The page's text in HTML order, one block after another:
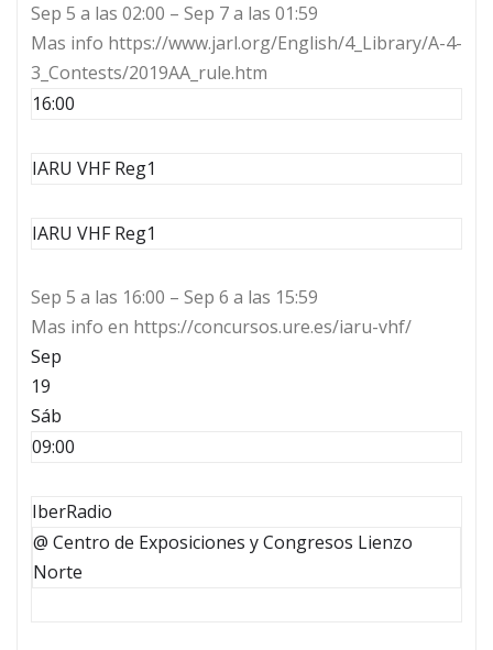
Sep 5 a las 02:00 – Sep 7 a las 01:59
Mas info https://www.jarl.org/English/4_Library/A-4-
3_Contests/2019AA_rule.htm
16:00
IARU VHF Reg1
IARU VHF Reg1
Sep 5 a las 16:00 – Sep 6 a las 15:59
Mas info en https://concursos.ure.es/iaru-vhf/
Sep
19
Sáb
09:00
IberRadio
@ Centro de Exposiciones y Congresos Lienzo
Norte